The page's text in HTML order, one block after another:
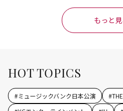
もっと見
HOT TOPICS
#ミュージックバンク日本公演 #